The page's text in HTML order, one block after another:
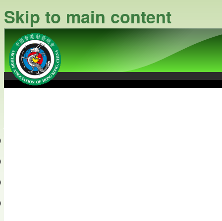
Skip to main content